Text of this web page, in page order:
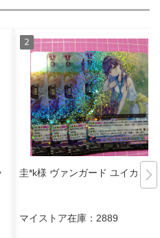
圭*k様 ヴァンガード ユイカ
マイストア在庫： 2889